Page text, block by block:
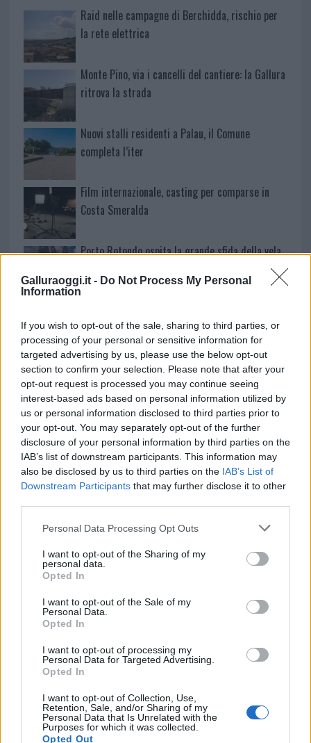
Galluraoggi.it - Do Not Process My Personal
Information
If you wish to opt-out of the sale, sharing to third parties, or
processing of your personal or sensitive information for
targeted advertising by us, please use the below opt-out
section to confirm your selection. Please note that after your
opt-out request is processed you may continue seeing
interest-based ads based on personal information utilized by
us or personal information disclosed to third parties prior to
your opt-out. You may separately opt-out of the further
disclosure of your personal information by third parties on the
IAB’s list of downstream participants. This information may
also be disclosed by us to third parties on the IAB’s List of
Downstream Participants that may further disclose it to other
Please note that this website/app uses one or more Google
not limited to your visit or usage behaviour. You may click to
grant or deny consent to Google and its third-party tags to
use your data for below specified purposes in below Google
consent section.
Personal Data Processing Opt Outs
I want to opt-out of the Sharing of my
personal data.
Opted In
I want to opt-out of the Sale of my
Personal Data.
Opted In
I want to opt-out of processing my
Personal Data for Targeted Advertising.
Opted In
I want to opt-out of Collection, Use,
Retention, Sale, and/or Sharing of my
Personal Data that Is Unrelated with the
Purposes for which it was collected.
Opted Out
Raid nelle campagne di Berchidda, rischio per
la rete elettrica
Monte Pino, via i cancelli del cantiere: la Gallura
ritrova la strada
Nuovi stalli residenti a Palau, il Comune
completa l’iter
Film internazionale, casting per comparse in
Costa Smeralda
Porto Rotondo ospita la grande sfida della vela
caviale e sabbia rubata
Migliori cliniche di estetica medicale avanzata
in Europa: classifica dei 5 centri di riferimento
pe…
NECROLOGIE
Mario Malu
Paolo Pinna
Martina Agostina Diturco